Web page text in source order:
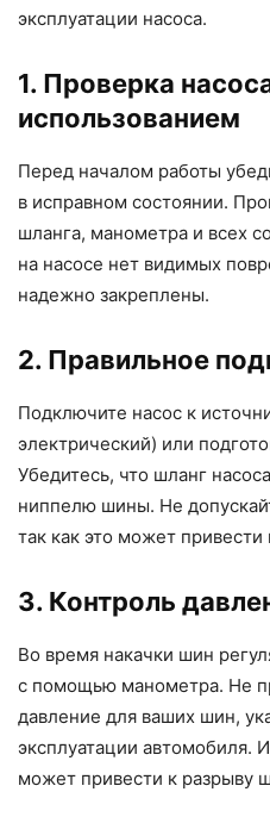
эксплуатации насоса.
1. Проверка
использованием
Перед началом работы
в исправном состоянии.
шланга, манометра и всех
на насосе нет видимых
надежно закреплены.
2. Правильное
Подключите насос к
электрический) или
Убедитесь, что шланг
ниппелю шины. Не
так как это может
3. Контроль
Во время накачки шин
с помощью манометра. Не
давление для ваших шин,
эксплуатации автомобиля.
может привести к разрыву